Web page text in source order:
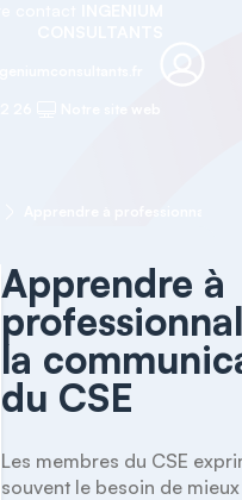
Apprendre à
la
du CSE
Les membres du CSE
souvent le besoin de mieux